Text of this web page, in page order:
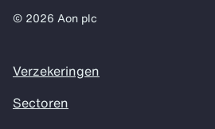
© 2026 Aon plc
Verzekeringen
Sectoren